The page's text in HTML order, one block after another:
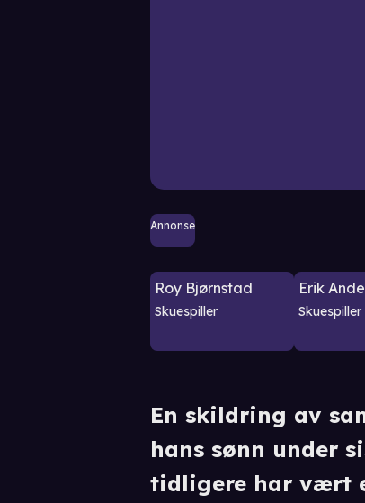
Annonse
Roy Bjørnstad
Skuespiller
Erik
Skuespiller
En skildring av
hans sønn under
tidligere har vært